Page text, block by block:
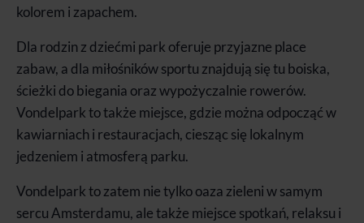
kolorem i zapachem.
Dla rodzin z dziećmi park oferuje przyjazne place
zabaw, a dla miłośników sportu znajdują się tu boiska,
ścieżki do biegania oraz wypożyczalnie rowerów.
Vondelpark to także miejsce, gdzie można odpocząć w
kawiarniach i restauracjach, ciesząc się lokalnym
jedzeniem i atmosferą parku.
Vondelpark to zatem nie tylko oaza zieleni w samym
sercu Amsterdamu, ale także miejsce spotkań, relaksu i